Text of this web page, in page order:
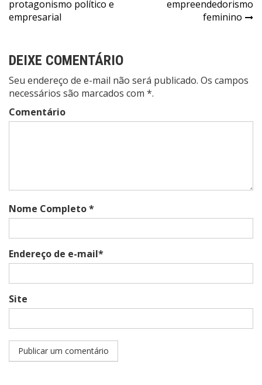
Post
protagonismo político e
empresarial
empreendedorismo
feminino
DEIXE COMENTÁRIO
Seu endereço de e-mail não será publicado. Os campos
necessários são marcados com *.
Comentário
Nome Completo *
Endereço de e-mail*
Site